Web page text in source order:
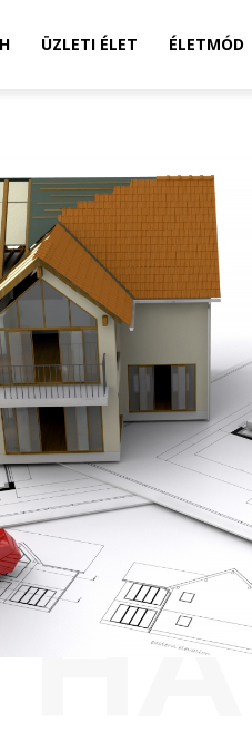
ÜZLETI ÉLET ÉLETMÓD